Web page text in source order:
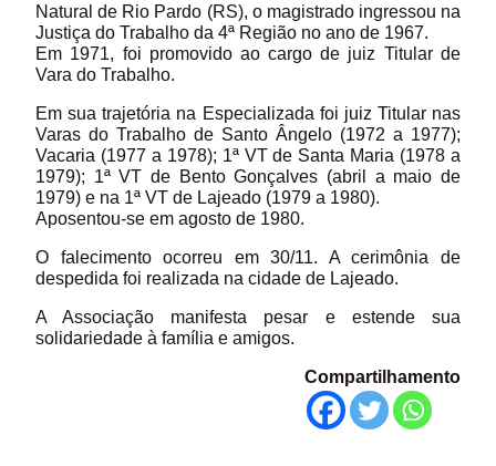
Natural de Rio Pardo (RS), o magistrado ingressou na
Justiça do Trabalho da 4ª Região no ano de 1967.
Em 1971, foi promovido ao cargo de juiz Titular de
Vara do Trabalho.
Em sua trajetória na Especializada foi juiz Titular nas
Varas do Trabalho de Santo Ângelo (1972 a 1977);
Vacaria (1977 a 1978); 1ª VT de Santa Maria (1978 a
1979); 1ª VT de Bento Gonçalves (abril a maio de
1979) e na 1ª VT de Lajeado (1979 a 1980).
Aposentou-se em agosto de 1980.
O falecimento ocorreu em 30/11. A cerimônia de
despedida foi realizada na cidade de Lajeado.
A Associação manifesta pesar e estende sua
solidariedade à família e amigos.
Compartilhamento